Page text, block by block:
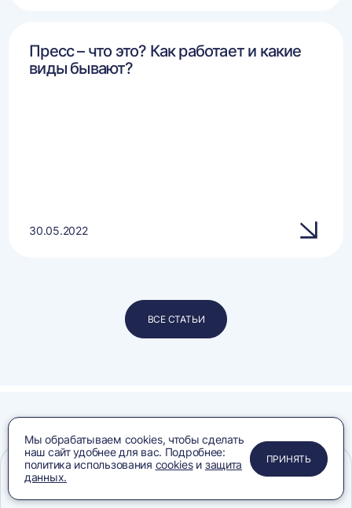
Пресс – что это? Как работает и какие
виды бывают?
30.05.2022
ВСЕ СТАТЬИ
Лицензии
и сертификаты
ПРИМЕНИТЬ
ЗАКРЫТЬ
ЗАКРЫТЬ
ЗАКРЫТЬ
Мы обрабатываем cookies, чтобы сделать
наш сайт удобнее для вас. Подробнее:
политика использования cookiesи защита
данных.
ПРИНЯТЬ